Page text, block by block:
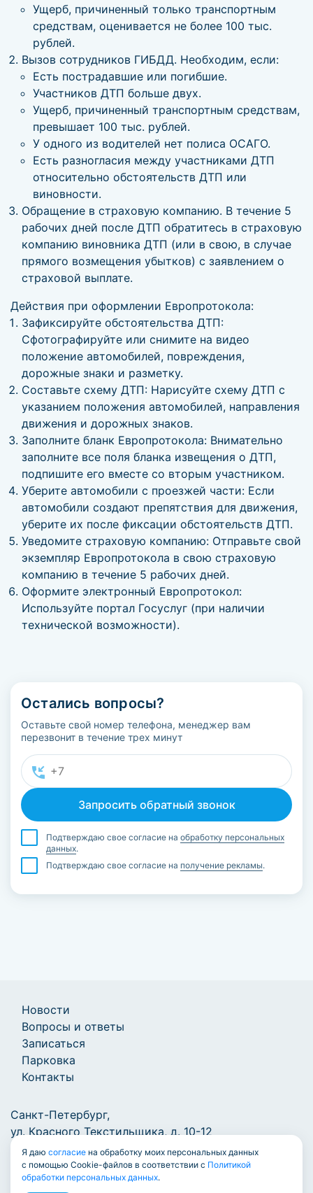
Ущерб, причиненный только транспортным
средствам, оценивается не более 100 тыс.
рублей.
Вызов сотрудников ГИБДД. Необходим, если:
Есть пострадавшие или погибшие.
Участников ДТП больше двух.
Ущерб, причиненный транспортным средствам,
превышает 100 тыс. рублей.
У одного из водителей нет полиса ОСАГО.
Есть разногласия между участниками ДТП
относительно обстоятельств ДТП или
виновности.
Обращение в страховую компанию. В течение 5
рабочих дней после ДТП обратитесь в страховую
компанию виновника ДТП (или в свою, в случае
прямого возмещения убытков) с заявлением о
страховой выплате.
Действия при оформлении Европротокола:
Зафиксируйте обстоятельства ДТП:
Сфотографируйте или снимите на видео
положение автомобилей, повреждения,
дорожные знаки и разметку.
Составьте схему ДТП: Нарисуйте схему ДТП с
указанием положения автомобилей, направления
движения и дорожных знаков.
Заполните бланк Европротокола: Внимательно
заполните все поля бланка извещения о ДТП,
подпишите его вместе со вторым участником.
Уберите автомобили с проезжей части: Если
автомобили создают препятствия для движения,
уберите их после фиксации обстоятельств ДТП.
Уведомите страховую компанию: Отправьте свой
экземпляр Европротокола в свою страховую
компанию в течение 5 рабочих дней.
Оформите электронный Европротокол:
Используйте портал Госуслуг (при наличии
технической возможности).
Остались вопросы?
Оставьте свой номер телефона, менеджер вам
перезвонит в течение трех минут
Подтверждаю свое согласие на обработку персональных
данных.
Подтверждаю свое согласие на получение рекламы.
Новости
Вопросы и ответы
Записаться
Парковка
Контакты
Санкт-Петербург,
ул. Красного Текстильщика, д. 10-12
+7 (812) 777-1000/info@7771000.ru
Я даю согласие на обработку моих персональных данных
с помощью Cookie-файлов в соответствии с Политикой
обработки персональных данных.